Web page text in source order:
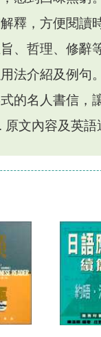
釋，方便閱讀
、哲理、修辭
法介紹及例句
的名人書信，
原文內容及英